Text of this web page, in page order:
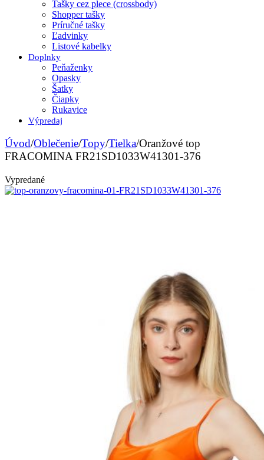
Tašky cez plece (crossbody)
Shopper tašky
Príručné tašky
Ľadvinky
Listové kabelky
Doplnky
Peňaženky
Opasky
Šatky
Čiapky
Rukavice
Výpredaj
Úvod/Oblečenie/Topy/Tielka/Oranžové top
FRACOMINA FR21SD1033W41301-376
Vypredané